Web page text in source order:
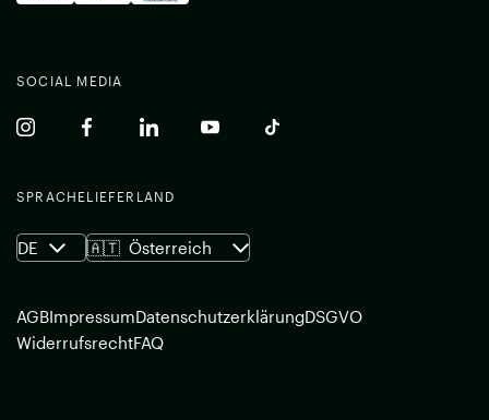
SOCIAL MEDIA
(common.opens_in_new_window)
(common.opens_in_new_window)
(common.opens_in_new_window)
(common.opens_in_new_window)
SPRACHE
DE
LIEFERLAND
🇦🇹 Österreich
AGBImpressumDatenschutzerklärungDSGVO
WiderrufsrechtFAQ